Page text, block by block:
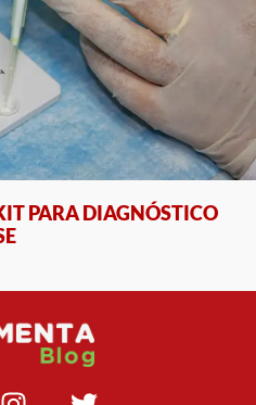
PARA DIAGNÓSTICO